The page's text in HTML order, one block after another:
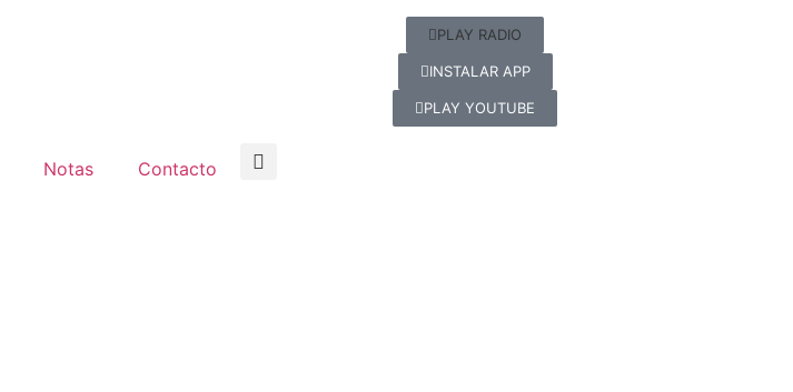
PLAY RADIO
INSTALAR APP
PLAY YOUTUBE
Notas Contacto